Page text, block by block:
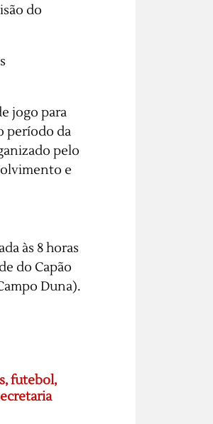
do
jogo para
período da
pelo
e
às 8 horas
do Capão
Duna).
,futebol,